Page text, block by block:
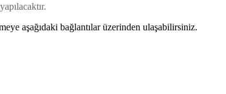
aşağıdaki bağlantılar üzerinden ulaşabilirsiniz.